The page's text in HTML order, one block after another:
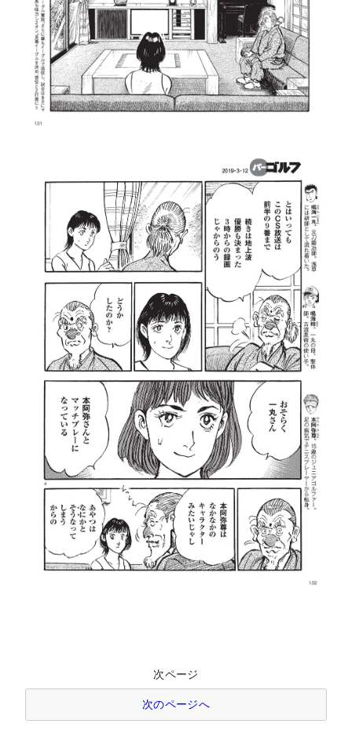
次ページ
次のページへ